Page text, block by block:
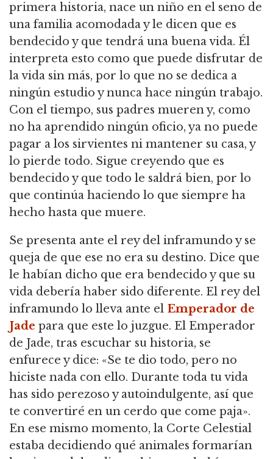
primera historia, nace un niño en el seno de
una familia acomodada y le dicen que es
bendecido y que tendrá una buena vida. Él
interpreta esto como que puede disfrutar de
la vida sin más, por lo que no se dedica a
ningún estudio y nunca hace ningún trabajo.
Con el tiempo, sus padres mueren y, como
no ha aprendido ningún oficio, ya no puede
pagar a los sirvientes ni mantener su casa, y
lo pierde todo. Sigue creyendo que es
bendecido y que todo le saldrá bien, por lo
que continúa haciendo lo que siempre ha
hecho hasta que muere.
Se presenta ante el rey del inframundo y se
queja de que ese no era su destino. Dice que
le habían dicho que era bendecido y que su
vida debería haber sido diferente. El rey del
inframundo lo lleva ante el Emperador de
Jade para que este lo juzgue. El Emperador
de Jade, tras escuchar su historia, se
enfurece y dice: «Se te dio todo, pero no
hiciste nada con ello. Durante toda tu vida
has sido perezoso y autoindulgente, así que
te convertiré en un cerdo que come paja».
En ese mismo momento, la Corte Celestial
estaba decidiendo qué animales formarían